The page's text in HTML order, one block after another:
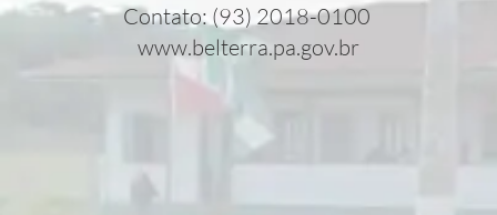
Contato: (93) 2018-0100
www.belterra.pa.gov.br